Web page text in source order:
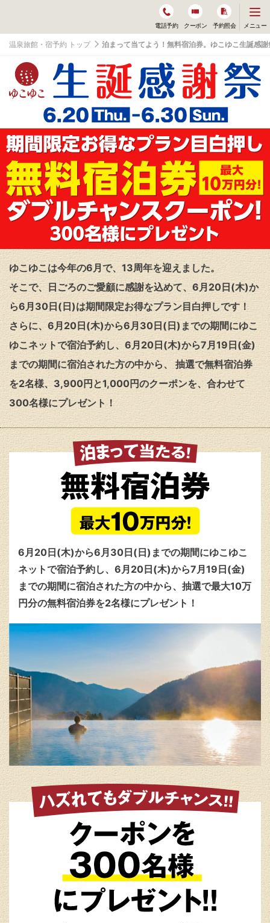
電話予約 クーポン 予約照会
ニ
ュ
ー
開
く
メニュー
温泉旅館・宿予約 トップ 泊まって当てよう！無料宿泊券。ゆこゆこ生誕感謝
ゆこゆこは今年の6月で、13周年を迎えました。
そこで、日ごろのご愛顧に感謝を込めて、6月20日(木)か
ら6月30日(日)は期間限定お得なプラン目白押しです！
さらに、6月20日(木)から6月30日(日)までの期間にゆこ
ゆこネットで宿泊予約し、6月20日(木)から7月19日(金)
までの期間に宿泊された方の中から、 抽選で無料宿泊券
を2名様、3,900円と1,000円のクーポンを、合わせて
300名様にプレゼント！
6月20日(木)から6月30日(日)までの期間にゆこゆこ
ネットで宿泊予約し、6月20日(木)から7月19日(金)
までの期間に宿泊された方の中から、抽選で最大10万
円分の無料宿泊券を2名様にプレゼント！